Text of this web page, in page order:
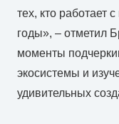
тех, кто работает
годы», – отметил
моменты
экосистемы и
удивительных